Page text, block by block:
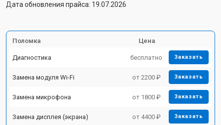
Дата обновления прайса: 19.07.2026
Поломка Цена
Диагностика бесплатно Заказать
Замена модуля Wi-Fi от 2200 ₽ Заказать
Замена микрофона от 1800 ₽ Заказать
Замена дисплея (экрана) от 4400 ₽ Заказать